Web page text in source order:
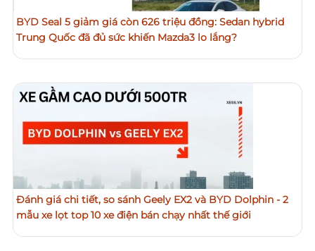
BYD Seal 5 giảm giá còn 626 triệu đồng: Sedan hybrid
Trung Quốc đã đủ sức khiến Mazda3 lo lắng?
Đánh giá chi tiết, so sánh Geely EX2 và BYD Dolphin - 2
mẫu xe lọt top 10 xe điện bán chạy nhất thế giới